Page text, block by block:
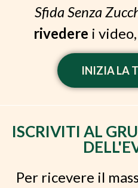
Sfida Senza
rivedere i
INIZIA LA
ISCRIVITI AL
Per ricevere il